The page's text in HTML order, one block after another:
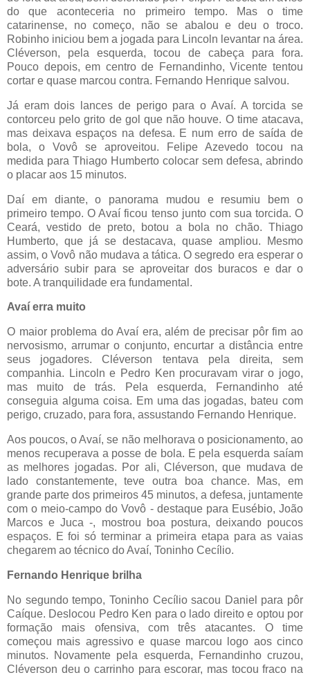
do que aconteceria no primeiro tempo. Mas o time
catarinense, no começo, não se abalou e deu o troco.
Robinho iniciou bem a jogada para Lincoln levantar na área.
Cléverson, pela esquerda, tocou de cabeça para fora.
Pouco depois, em centro de Fernandinho, Vicente tentou
cortar e quase marcou contra. Fernando Henrique salvou.
Já eram dois lances de perigo para o Avaí. A torcida se
contorceu pelo grito de gol que não houve. O time atacava,
mas deixava espaços na defesa. E num erro de saída de
bola, o Vovô se aproveitou. Felipe Azevedo tocou na
medida para Thiago Humberto colocar sem defesa, abrindo
o placar aos 15 minutos.
Daí em diante, o panorama mudou e resumiu bem o
primeiro tempo. O Avaí ficou tenso junto com sua torcida. O
Ceará, vestido de preto, botou a bola no chão. Thiago
Humberto, que já se destacava, quase ampliou. Mesmo
assim, o Vovô não mudava a tática. O segredo era esperar o
adversário subir para se aproveitar dos buracos e dar o
bote. A tranquilidade era fundamental.
Avaí erra muito
O maior problema do Avaí era, além de precisar pôr fim ao
nervosismo, arrumar o conjunto, encurtar a distância entre
seus jogadores. Cléverson tentava pela direita, sem
companhia. Lincoln e Pedro Ken procuravam virar o jogo,
mas muito de trás. Pela esquerda, Fernandinho até
conseguia alguma coisa. Em uma das jogadas, bateu com
perigo, cruzado, para fora, assustando Fernando Henrique.
Aos poucos, o Avaí, se não melhorava o posicionamento, ao
menos recuperava a posse de bola. E pela esquerda saíam
as melhores jogadas. Por ali, Cléverson, que mudava de
lado constantemente, teve outra boa chance. Mas, em
grande parte dos primeiros 45 minutos, a defesa, juntamente
com o meio-campo do Vovô - destaque para Eusébio, João
Marcos e Juca -, mostrou boa postura, deixando poucos
espaços. E foi só terminar a primeira etapa para as vaias
chegarem ao técnico do Avaí, Toninho Cecílio.
Fernando Henrique brilha
No segundo tempo, Toninho Cecílio sacou Daniel para pôr
Caíque. Deslocou Pedro Ken para o lado direito e optou por
formação mais ofensiva, com três atacantes. O time
começou mais agressivo e quase marcou logo aos cinco
minutos. Novamente pela esquerda, Fernandinho cruzou,
Cléverson deu o carrinho para escorar, mas tocou fraco na